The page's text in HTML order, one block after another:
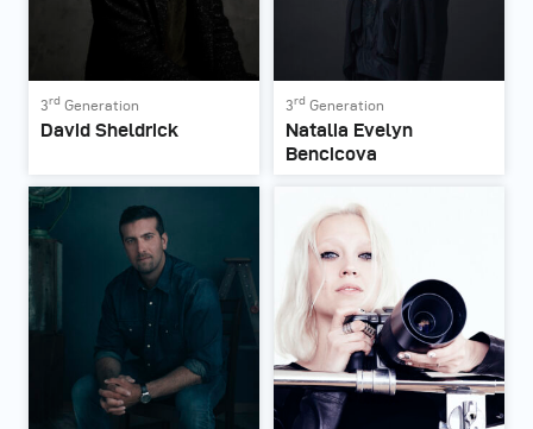
3rd Generation
David Sheldrick
3rd Generation
Natalia Evelyn
Bencicova